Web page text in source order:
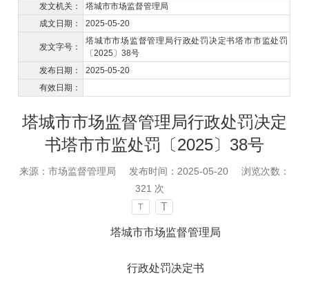
发文机关：
塔城市市场监督管理局
成文日期：
2025-05-20
发文字号：
塔城市市场监督管理局行政处罚决定书塔市市监处罚
〔2025〕38号
发布日期：
2025-05-20
有效日期：
塔城市市场监督管理局行政处罚决定
书塔市市监处罚〔2025〕38号
来源：市场监督管理局 发布时间：2025-05-20
浏览次数：
321 次
T T
塔城市市场监督管理局
行政处罚决定书